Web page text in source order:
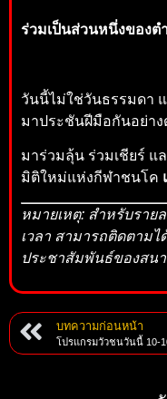
ร่วมเป็นส่วนหนึ่งของต
วันนี้ไม่ใช่วันธรรมดา
มาประชันฝีมือกันอย่า
มาร่วมลุ้น ร่วมเชียร์ แ
มิติใหม่แห่งกีฬาชนโค
หมายเหตุ: สำหรับราย
เวลา สามารถติดตาม
ประชาสัมพันธ์ของสน
บทความก่อนหน้า
โปรแกรมวัวชนวันนี้ 10-